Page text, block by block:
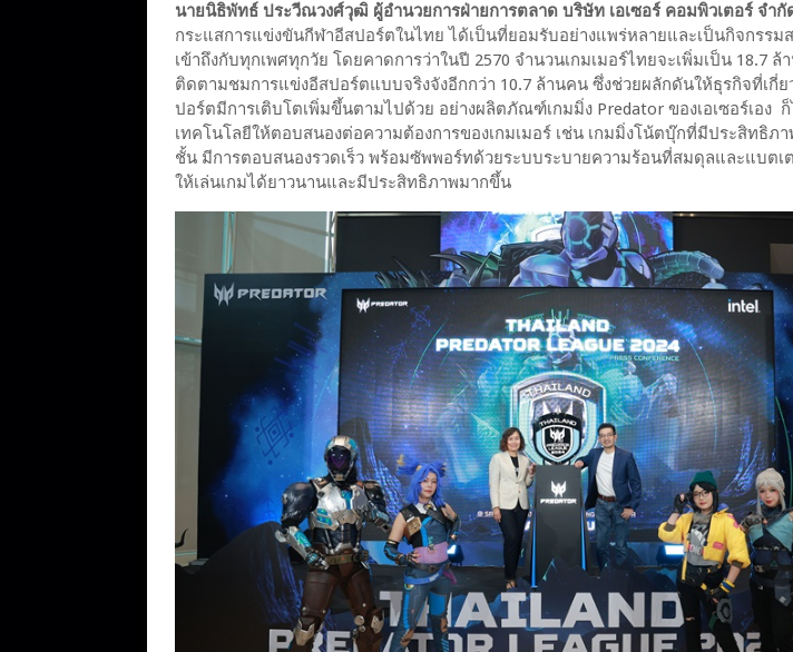
นายนิธิพัทธ์ ประวีณวงศ์วุฒิ ผู้อำนวยการฝ่ายการตลาด บริษัท เอเซอร์ คอมพิวเตอร์ จำกั
กระแสการแข่งขันกีฬาอีสปอร์ตในไทย ได้เป็นที่ยอมรับอย่างแพร่หลายและเป็นกิจกรรม
เข้าถึงกับทุกเพศทุกวัย โดยคาดการว่าในปี 2570 จำนวนเกมเมอร์ไทยจะเพิ่มเป็น 18.7 ล้
ติดตามชมการแข่งอีสปอร์ตแบบจริงจังอีกกว่า 10.7 ล้านคน ซึ่งช่วยผลักดันให้ธุรกิจที่เกี่ย
ปอร์ตมีการเติบโตเพิ่มขึ้นตามไปด้วย อย่างผลิตภัณฑ์เกมมิ่ง Predator ของเอเซอร์เอง
เทคโนโลยีให้ตอบสนองต่อความต้องการของเกมเมอร์ เช่น เกมมิ่งโน้ตบุ๊กที่มีประสิทธิภา
ชั้น มีการตอบสนองรวดเร็ว พร้อมซัพพอร์ทด้วยระบบระบายความร้อนที่สมดุลและแบต
ให้เล่นเกมได้ยาวนานและมีประสิทธิภาพมากขึ้น